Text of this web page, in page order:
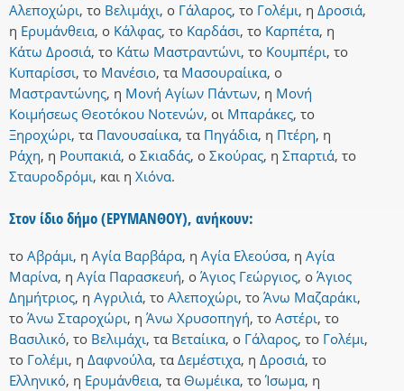
Αλεποχώρι, το Βελιμάχι, ο Γάλαρος, το Γολέμι, η Δροσιά,
η Ερυμάνθεια, ο Κάλφας, το Καρδάσι, το Καρπέτα, η
Κάτω Δροσιά, το Κάτω Μαστραντώνι, το Κουμπέρι, το
Κυπαρίσσι, το Μανέσιο, τα Μασουραίικα, ο
Μαστραντώνης, η Μονή Αγίων Πάντων, η Μονή
Κοιμήσεως Θεοτόκου Νοτενών, οι Μπαράκες, το
Ξηροχώρι, τα Πανουσαίικα, τα Πηγάδια, η Πτέρη, η
Ράχη, η Ρουπακιά, ο Σκιαδάς, ο Σκούρας, η Σπαρτιά, το
Σταυροδρόμι, και η Χιόνα.
Στον ίδιο δήμο (ΕΡΥΜΑΝΘΟΥ), ανήκουν:
το Αβράμι, η Αγία Βαρβάρα, η Αγία Ελεούσα, η Αγία
Μαρίνα, η Αγία Παρασκευή, ο Άγιος Γεώργιος, ο Άγιος
Δημήτριος, η Αγριλιά, το Αλεποχώρι, το Άνω Μαζαράκι,
το Άνω Σταροχώρι, η Άνω Χρυσοπηγή, το Αστέρι, το
Βασιλικό, το Βελιμάχι, τα Βεταίικα, ο Γάλαρος, το Γολέμι,
το Γολέμι, η Δαφνούλα, τα Δεμέστιχα, η Δροσιά, το
Ελληνικό, η Ερυμάνθεια, τα Θωμέικα, το Ίσωμα, η